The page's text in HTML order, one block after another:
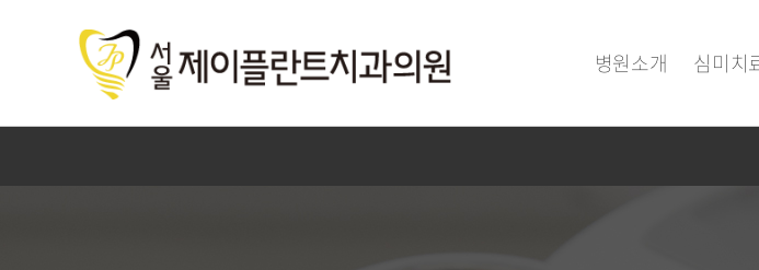
병원소개 심미치